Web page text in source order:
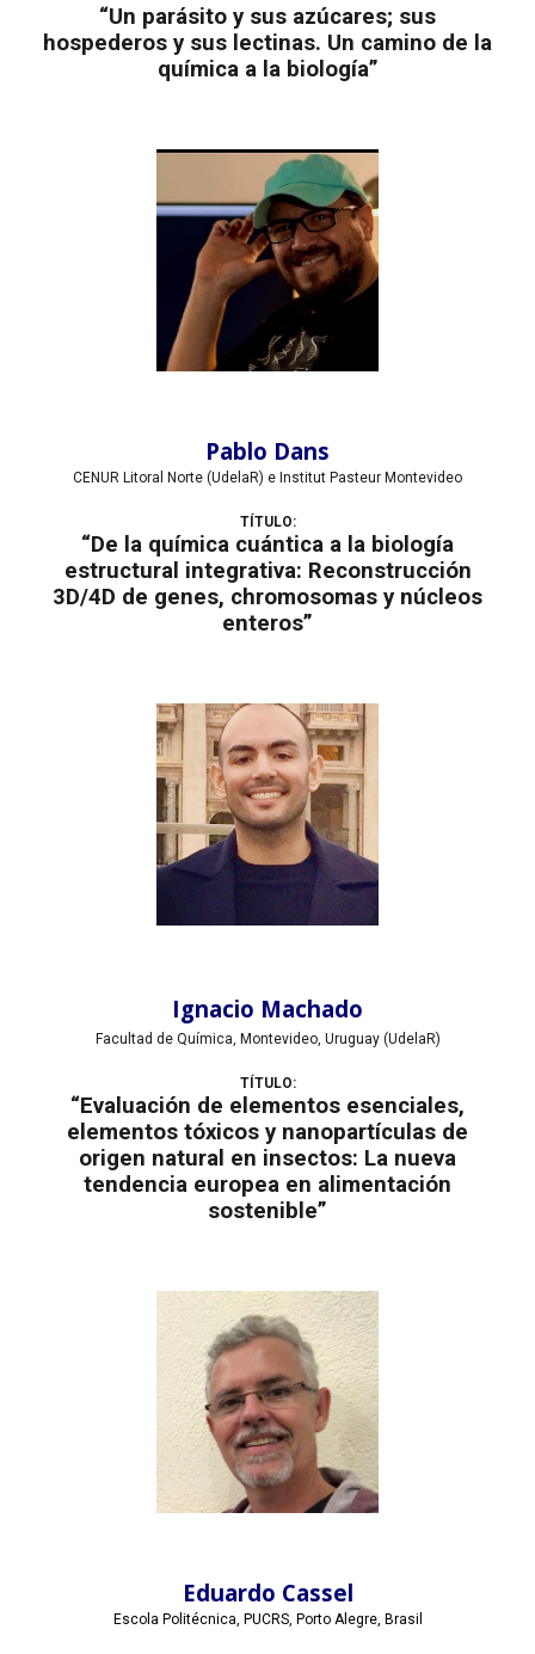
“Un parásito y sus azúcares; sus
hospederos y sus lectinas. Un camino de la
química a la biología”
Pablo Dans
CENUR Litoral Norte (UdelaR) e Institut Pasteur Montevideo
TÍTULO:
“De la química cuántica a la biología
estructural integrativa: Reconstrucción
3D/4D de genes, chromosomas y núcleos
enteros”
Ignacio Machado
Facultad de Química, Montevideo, Uruguay (UdelaR)
TÍTULO:
“Evaluación de elementos esenciales,
elementos tóxicos y nanopartículas de
origen natural en insectos: La nueva
tendencia europea en alimentación
sostenible”
Eduardo Cassel
Escola Politécnica, PUCRS, Porto Alegre, Brasil